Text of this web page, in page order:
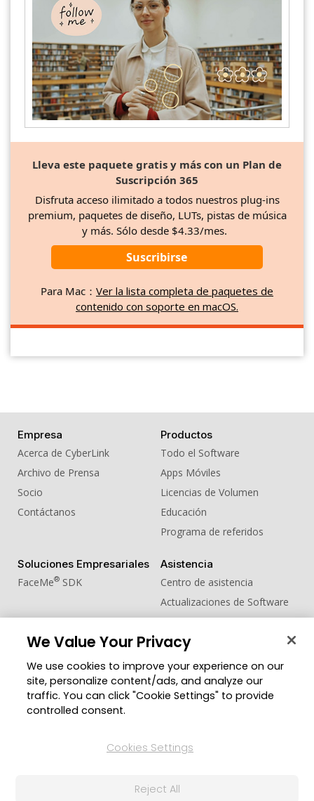
Lleva este paquete gratis y más con un Plan de
Suscripción 365
Disfruta acceso ilimitado a todos nuestros plug-ins
premium, paquetes de diseño, LUTs, pistas de música
y más. Sólo desde $4.33/mes.
Suscribirse
Para Mac： Ver la lista completa de paquetes de
contenido con soporte en macOS.
Empresa
Acerca de CyberLink
Archivo de Prensa
Socio
Contáctanos
Productos
Todo el Software
Apps Móviles
Licencias de Volumen
Educación
Programa de referidos
Soluciones Empresariales
FaceMe® SDK
Asistencia
Centro de asistencia
Actualizaciones de Software
Centro de Aprendizaje
Zona de Miembros
Blog
Cambiar región
We Value Your Privacy
We use cookies to improve your experience on our
site, personalize content/ads, and analyze our
traffic. You can click "Cookie Settings" to provide
controlled consent.
Cookies Settings
Reject All